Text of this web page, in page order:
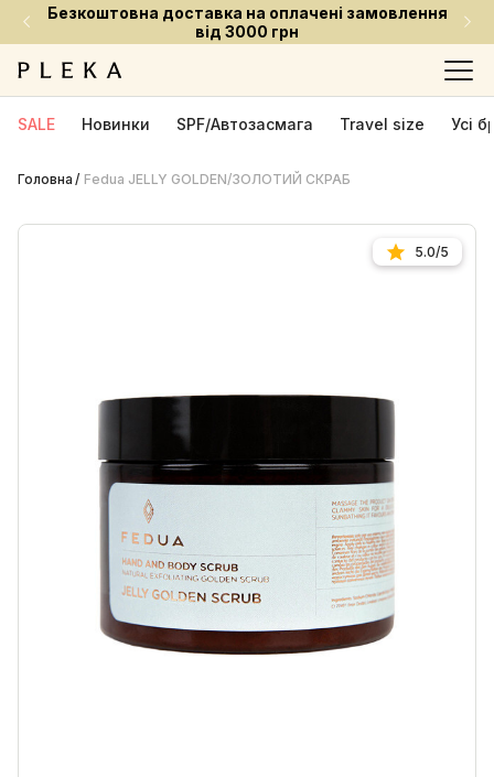
замовлення
Встигни придбати
ціною
SALE Новинки SPF/Автозасмага Travel size Усі
Головна Fedua JELLY GOLDEN/ЗОЛОТИЙ СКРАБ
5.0/5